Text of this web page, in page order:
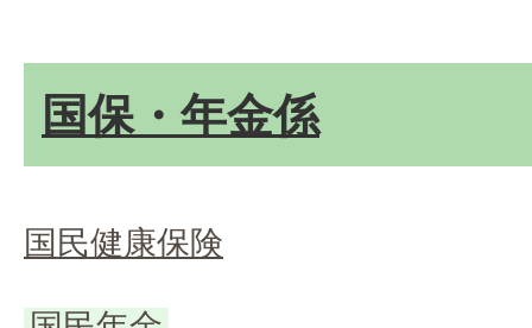
国保・年金係
国民健康保険